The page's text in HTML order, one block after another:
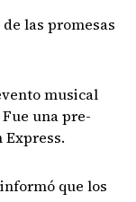
las promesas
musical
una pre-
que los